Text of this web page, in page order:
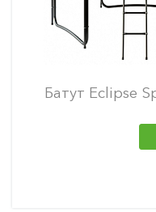
Батут Eclipse